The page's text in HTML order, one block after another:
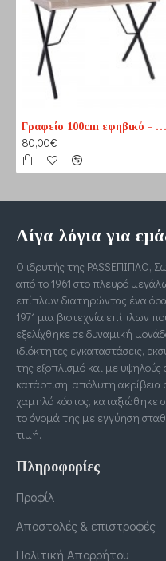
Γραφείο 100cm εφηβικό - παιδικό
80,00€
Λίγα λόγια για
Ο ιδρυτής της PASSΕΠΙΠΛΟ,
από το 1961 στο πλευρό
επίπλων διατηρώντας ένα
1971 μια βιοτεχνία επίπλων
εξελίχθηκε σε δυναμική
ιδιόκτητες εγκαταστάσεις,
της εξοπλισμό και με υψηλούς
κατάρτιση, απόλυτη ακρίβεια
χαμηλό κόστος, καταξιώθηκε
το όνομά της με εγγύηση
τιμή.
Πληροφορίες
Προφίλ
Αποστολές & επιστροφές
Πολιτική Απορρήτου